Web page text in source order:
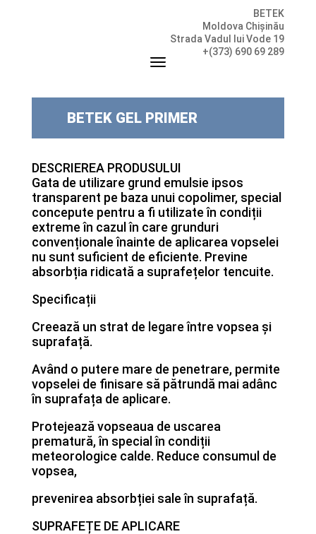
BETEK
Moldova Chișinău
Strada Vadul lui Vode 19
+(373) 690 69 289
BETEK GEL PRIMER
DESCRIEREA PRODUSULUI
Gata de utilizare grund emulsie ipsos
transparent pe baza unui copolimer, special
concepute pentru a fi utilizate în condiții
extreme în cazul în care grunduri
convenționale înainte de aplicarea vopselei
nu sunt suficient de eficiente. Previne
absorbția ridicată a suprafețelor tencuite.
Specificații
Creează un strat de legare între vopsea și
suprafață.
Având o putere mare de penetrare, permite
vopselei de finisare să pătrundă mai adânc
în suprafața de aplicare.
Protejează vopseaua de uscarea
prematură, în special în condiții
meteorologice calde. Reduce consumul de
vopsea,
prevenirea absorbției sale în suprafață.
SUPRAFEȚE DE APLICARE